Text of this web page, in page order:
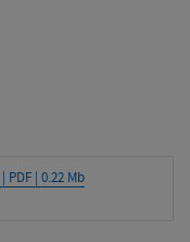
| PDF | 0.22 Mb